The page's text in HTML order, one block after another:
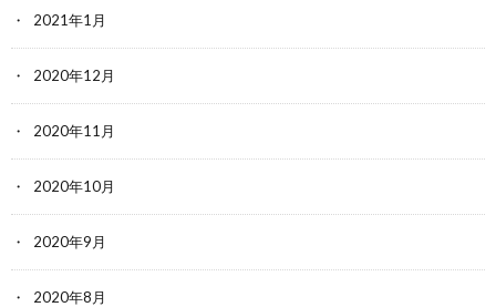
2021年1月
2020年12月
2020年11月
2020年10月
2020年9月
2020年8月